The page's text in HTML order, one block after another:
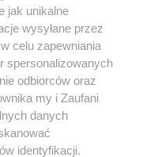
Youtube
jak unikalne
wysyłane przez
celu zapewniania
spersonalizowanych
odbiorców oraz
my i Zaufani
danych
identyfikacji.